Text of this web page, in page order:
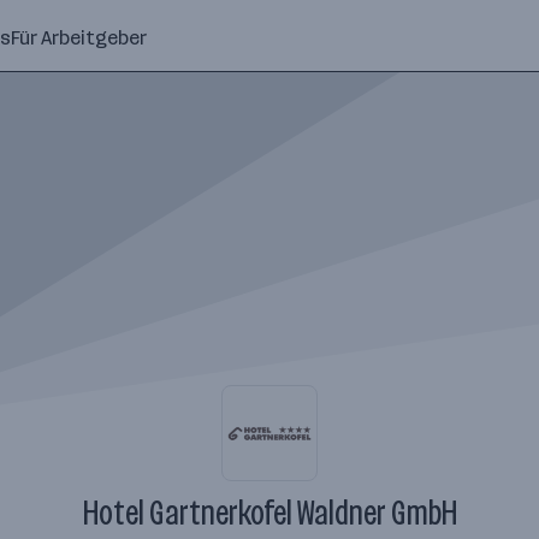
Für Arbeitgeber
Hotel Gartnerkofel Waldner GmbH